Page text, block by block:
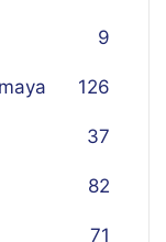
9
126
37
82
71